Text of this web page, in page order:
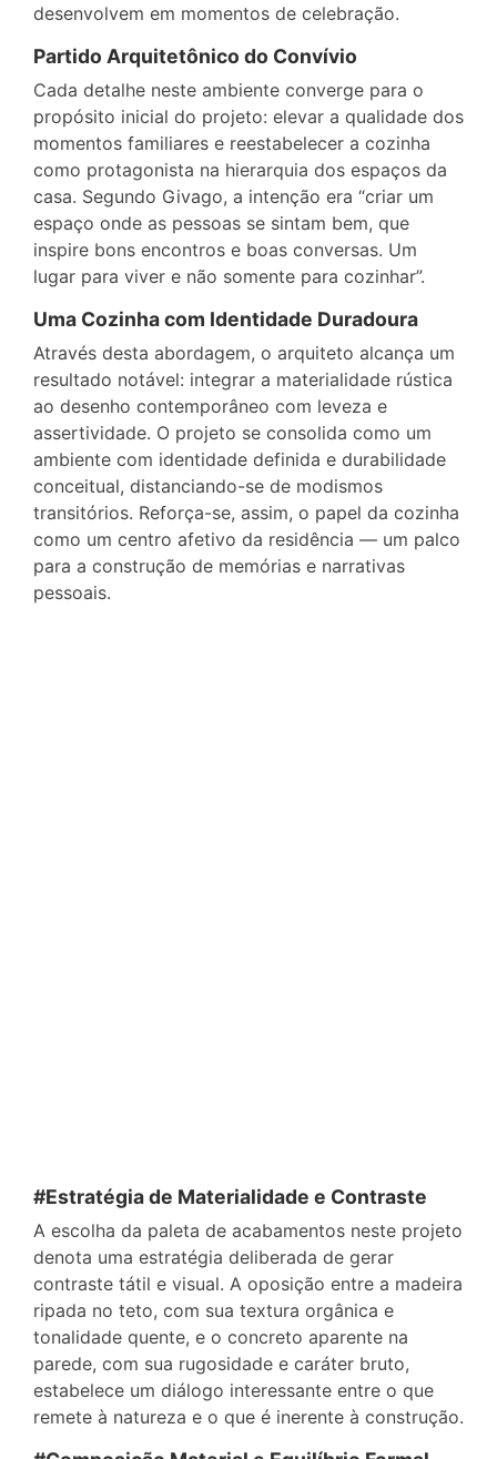
desenvolvem em momentos de celebração.
Partido Arquitetônico do Convívio
Cada detalhe neste ambiente converge para o
propósito inicial do projeto: elevar a qualidade dos
momentos familiares e reestabelecer a cozinha
como protagonista na hierarquia dos espaços da
casa. Segundo Givago, a intenção era “criar um
espaço onde as pessoas se sintam bem, que
inspire bons encontros e boas conversas. Um
lugar para viver e não somente para cozinhar”.
Uma Cozinha com Identidade Duradoura
Através desta abordagem, o arquiteto alcança um
resultado notável: integrar a materialidade rústica
ao desenho contemporâneo com leveza e
assertividade. O projeto se consolida como um
ambiente com identidade definida e durabilidade
conceitual, distanciando-se de modismos
transitórios. Reforça-se, assim, o papel da cozinha
como um centro afetivo da residência — um palco
para a construção de memórias e narrativas
pessoais.
#Estratégia de Materialidade e Contraste
A escolha da paleta de acabamentos neste projeto
denota uma estratégia deliberada de gerar
contraste tátil e visual. A oposição entre a madeira
ripada no teto, com sua textura orgânica e
tonalidade quente, e o concreto aparente na
parede, com sua rugosidade e caráter bruto,
estabelece um diálogo interessante entre o que
remete à natureza e o que é inerente à construção.